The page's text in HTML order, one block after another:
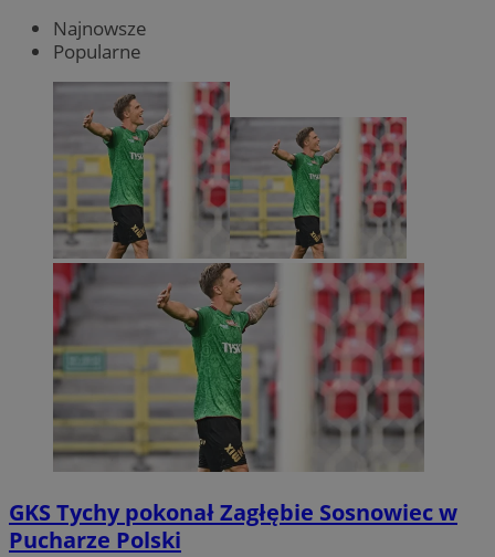
Najnowsze
Popularne
GKS Tychy pokonał Zagłębie Sosnowiec w
Pucharze Polski